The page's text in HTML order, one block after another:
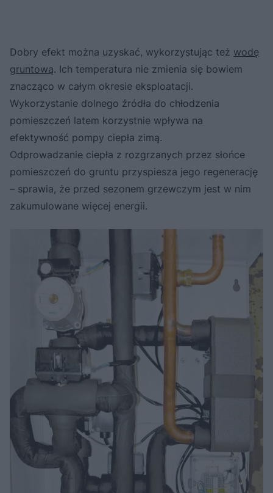
Dobry efekt można uzyskać, wykorzystując też wodę
gruntową. Ich temperatura nie zmienia się bowiem
znacząco w całym okresie eksploatacji.
Wykorzystanie dolnego źródła do chłodzenia
pomieszczeń latem korzystnie wpływa na
efektywność pompy ciepła zimą.
Odprowadzanie ciepła z rozgrzanych przez słońce
pomieszczeń do gruntu przyspiesza jego regenerację
– sprawia, że przed sezonem grzewczym jest w nim
zakumulowane więcej energii.